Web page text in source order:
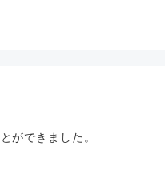
ができました。